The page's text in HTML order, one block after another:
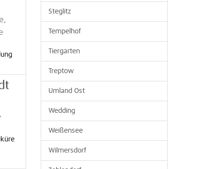
Steglitz
Tempelhof
Tiergarten
Treptow
Umland Ost
Wedding
Weißensee
Wilmersdorf